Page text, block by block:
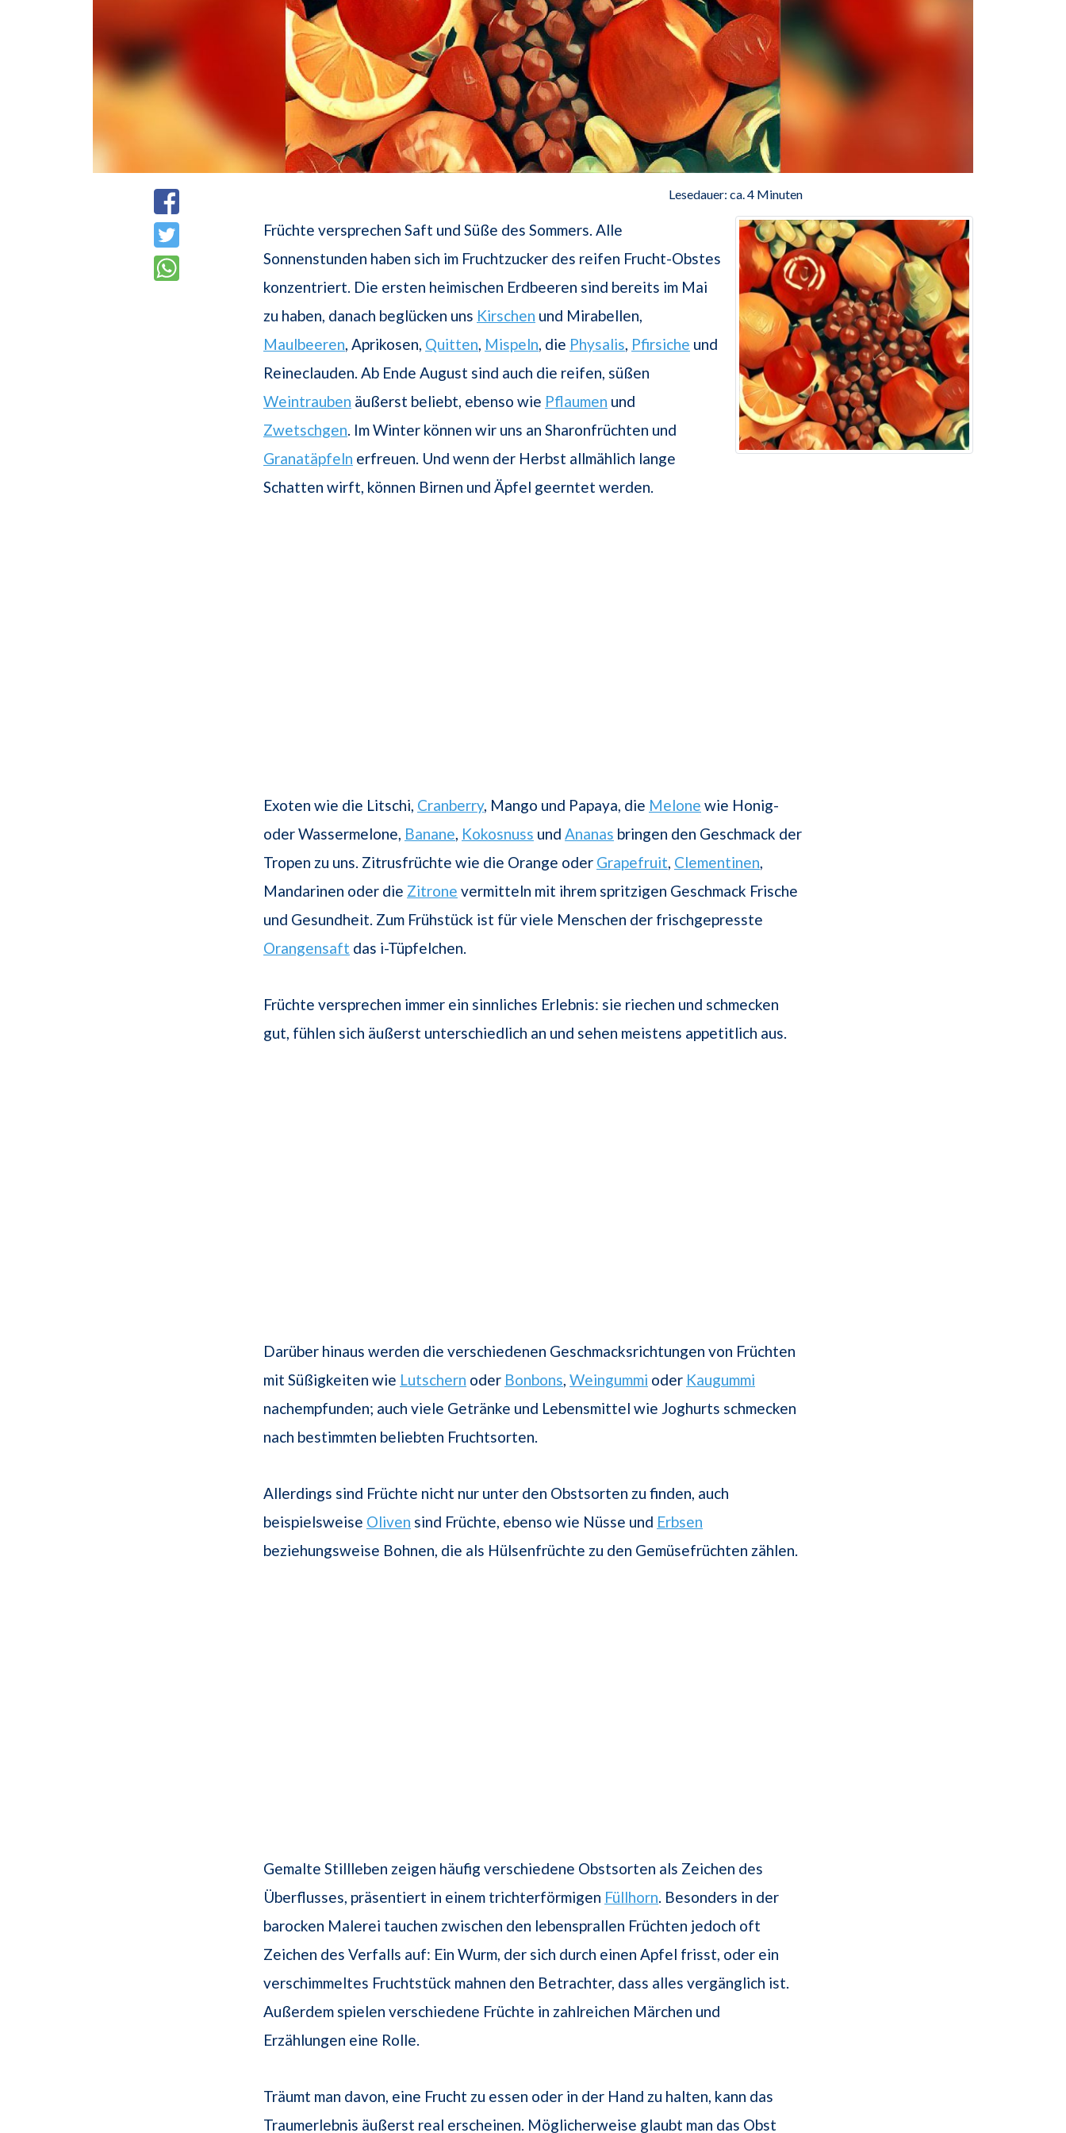
Lesedauer: ca. 4 Minuten
Früchte versprechen Saft und Süße des Sommers. Alle
Sonnenstunden haben sich im Fruchtzucker des reifen Frucht-Obstes
konzentriert. Die ersten heimischen Erdbeeren sind bereits im Mai
zu haben, danach beglücken uns Kirschen und Mirabellen,
Maulbeeren, Aprikosen, Quitten, Mispeln, die Physalis, Pfirsiche und
Reineclauden. Ab Ende August sind auch die reifen, süßen
Weintrauben äußerst beliebt, ebenso wie Pflaumen und
Zwetschgen. Im Winter können wir uns an Sharonfrüchten und
Granatäpfeln erfreuen. Und wenn der Herbst allmählich lange
Schatten wirft, können Birnen und Äpfel geerntet werden.
Exoten wie die Litschi, Cranberry, Mango und Papaya, die Melone wie Honig-
oder Wassermelone, Banane, Kokosnuss und Ananas bringen den Geschmack der
Tropen zu uns. Zitrusfrüchte wie die Orange oder Grapefruit, Clementinen,
Mandarinen oder die Zitrone vermitteln mit ihrem spritzigen Geschmack Frische
und Gesundheit. Zum Frühstück ist für viele Menschen der frischgepresste
Orangensaft das i-Tüpfelchen.
Früchte versprechen immer ein sinnliches Erlebnis: sie riechen und schmecken
gut, fühlen sich äußerst unterschiedlich an und sehen meistens appetitlich aus.
Darüber hinaus werden die verschiedenen Geschmacksrichtungen von Früchten
mit Süßigkeiten wie Lutschern oder Bonbons, Weingummi oder Kaugummi
nachempfunden; auch viele Getränke und Lebensmittel wie Joghurts schmecken
nach bestimmten beliebten Fruchtsorten.
Allerdings sind Früchte nicht nur unter den Obstsorten zu finden, auch
beispielsweise Oliven sind Früchte, ebenso wie Nüsse und Erbsen
beziehungsweise Bohnen, die als Hülsenfrüchte zu den Gemüsefrüchten zählen.
Gemalte Stillleben zeigen häufig verschiedene Obstsorten als Zeichen des
Überflusses, präsentiert in einem trichterförmigen Füllhorn. Besonders in der
barocken Malerei tauchen zwischen den lebensprallen Früchten jedoch oft
Zeichen des Verfalls auf: Ein Wurm, der sich durch einen Apfel frisst, oder ein
verschimmeltes Fruchtstück mahnen den Betrachter, dass alles vergänglich ist.
Außerdem spielen verschiedene Früchte in zahlreichen Märchen und
Erzählungen eine Rolle.
Träumt man davon, eine Frucht zu essen oder in der Hand zu halten, kann das
Traumerlebnis äußerst real erscheinen. Möglicherweise glaubt man das Obst